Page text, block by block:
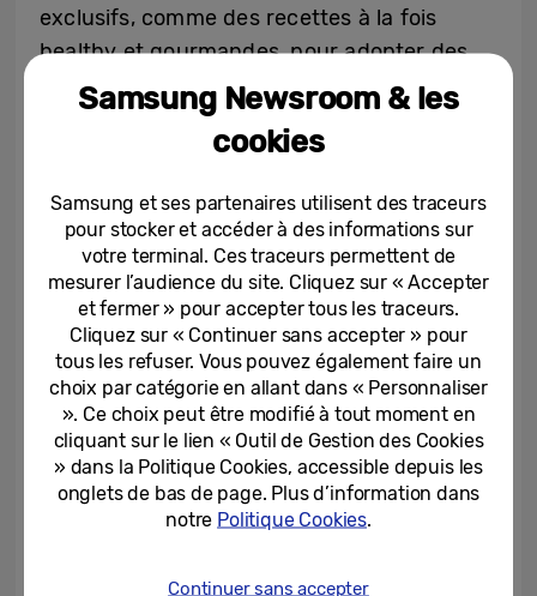
exclusifs, comme des recettes à la fois
healthy et gourmandes, pour adopter des
habitudes saines tout en se faisant plaisir.
L’alliance entre la technologie de pointe des
de Samsung et l’expertise approfondie de
WW en sciences du comportement et de la
nutrition, permettra à chacun d’optimiser
son parcours santé et bien-être.
[1] Cette fonction est destinée uniquement à
des fins d’amélioration de la forme physique
et de bien-être. Elle n’est pas destinée à
être utilisée pour la détection, le diagnostic
ou le traitement d’une pathologie ou d’une
Samsung Newsroom & les
cookies
Samsung et ses partenaires utilisent des traceurs
pour stocker et accéder à des informations sur
votre terminal. Ces traceurs permettent de
mesurer l’audience du site. Cliquez sur « Accepter
et fermer » pour accepter tous les traceurs.
Cliquez sur « Continuer sans accepter » pour
tous les refuser. Vous pouvez également faire un
choix par catégorie en allant dans « Personnaliser
». Ce choix peut être modifié à tout moment en
cliquant sur le lien « Outil de Gestion des Cookies
» dans la Politique Cookies, accessible depuis les
onglets de bas de page. Plus d’information dans
notre Politique Cookies.
Continuer sans accepter